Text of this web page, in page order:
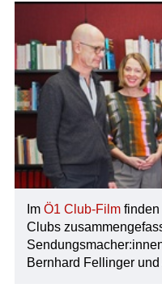
Im Ö1 Club-Filmfinden
Clubs
Bernhard Fellinger